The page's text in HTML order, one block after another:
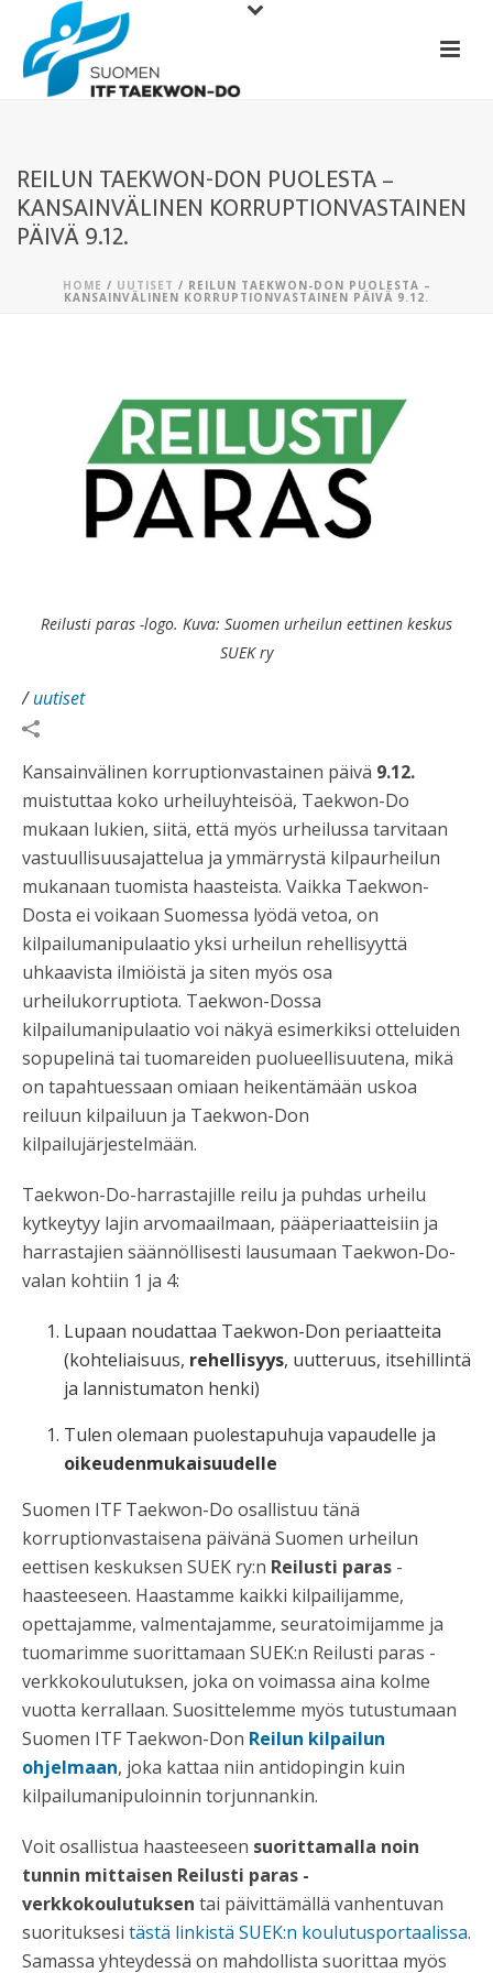
REILUN TAEKWON-DON PUOLESTA –
KANSAINVÄLINEN KORRUPTIONVASTAINEN
PÄIVÄ 9.12.
HOME / UUTISET / REILUN TAEKWON-DON PUOLESTA –
KANSAINVÄLINEN KORRUPTIONVASTAINEN PÄIVÄ 9.12.
Reilusti paras -logo. Kuva: Suomen urheilun eettinen keskus
SUEK ry
/uutiset
Kansainvälinen korruptionvastainen päivä 9.12.
muistuttaa koko urheiluyhteisöä, Taekwon-Do
mukaan lukien, siitä, että myös urheilussa tarvitaan
vastuullisuusajattelua ja ymmärrystä kilpaurheilun
mukanaan tuomista haasteista. Vaikka Taekwon-
Dosta ei voikaan Suomessa lyödä vetoa, on
kilpailumanipulaatio yksi urheilun rehellisyyttä
uhkaavista ilmiöistä ja siten myös osa
urheilukorruptiota. Taekwon-Dossa
kilpailumanipulaatio voi näkyä esimerkiksi otteluiden
sopupelinä tai tuomareiden puolueellisuutena, mikä
on tapahtuessaan omiaan heikentämään uskoa
reiluun kilpailuun ja Taekwon-Don
kilpailujärjestelmään.
Taekwon-Do-harrastajille reilu ja puhdas urheilu
kytkeytyy lajin arvomaailmaan, pääperiaatteisiin ja
harrastajien säännöllisesti lausumaan Taekwon-Do-
valan kohtiin 1 ja 4:
Lupaan noudattaa Taekwon-Don periaatteita
(kohteliaisuus, rehellisyys, uutteruus, itsehillintä
ja lannistumaton henki)
Tulen olemaan puolestapuhuja vapaudelle ja
oikeudenmukaisuudelle
Suomen ITF Taekwon-Do osallistuu tänä
korruptionvastaisena päivänä Suomen urheilun
eettisen keskuksen SUEK ry:n Reilusti paras -
haasteeseen. Haastamme kaikki kilpailijamme,
opettajamme, valmentajamme, seuratoimijamme ja
tuomarimme suorittamaan SUEK:n Reilusti paras -
verkkokoulutuksen, joka on voimassa aina kolme
vuotta kerrallaan. Suosittelemme myös tutustumaan
Suomen ITF Taekwon-Don Reilun kilpailun
ohjelmaan, joka kattaa niin antidopingin kuin
kilpailumanipuloinnin torjunnankin.
Voit osallistua haasteeseen suorittamalla noin
tunnin mittaisen Reilusti paras -
verkkokoulutuksen tai päivittämällä vanhentuvan
suorituksesi tästä linkistä SUEK:n koulutusportaalissa.
Samassa yhteydessä on mahdollista suorittaa myös